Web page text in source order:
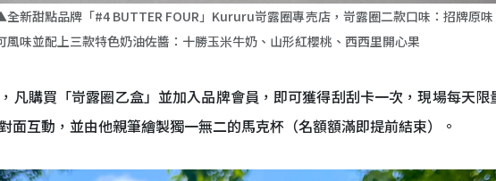
新甜點品牌「#4 BUTTER FOUR」Kururu岢露圈專売店，岢露圈二款口味：招牌原
風味並配上三款特色奶油佐醬：十勝玉米牛奶、山形紅櫻桃、西西里開心果
凡購買「岢露圈乙盒」並加入品牌會員，即可獲得刮刮卡一次，現場每天
面互動，並由他親筆繪製獨一無二的馬克杯（名額額滿即提前結束）。